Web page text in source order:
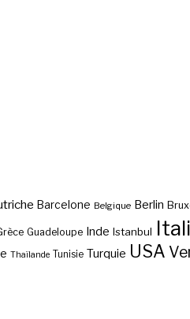
Barcelone Belgique Berlin
Guadeloupe Inde Istanbul
Thaïlande Tunisie Turquie USA